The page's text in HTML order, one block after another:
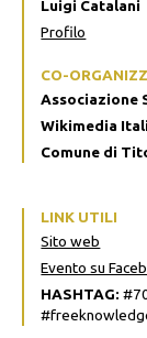
Luigi Catalani
Profilo
CO-
Associazione
Wikimedia
Comune di
LINK UTILI
Sito web
Evento su
HASHTAG: